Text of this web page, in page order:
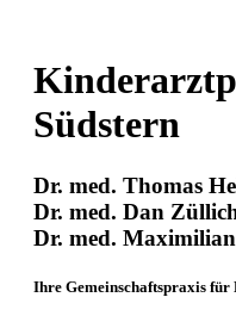
Südstern
Dr. med. Thomas
Dr. med. Dan
Dr. med.
Ihre Gemeinschaftspraxis